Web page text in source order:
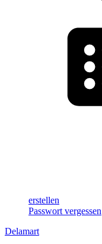
erstellen
Passwort vergessen
Delamart